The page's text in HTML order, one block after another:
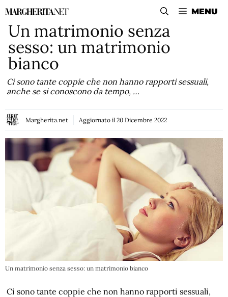
Vai
contenuto
MENU
Un matrimonio senza
sesso: un matrimonio
bianco
Ci sono tante coppie che non hanno rapporti sessuali,
anche se si conoscono da tempo, …
Margherita.net Aggiornato il 20 Dicembre 2022
Un matrimonio senza sesso: un matrimonio bianco
Ci sono tante coppie che non hanno rapporti sessuali,